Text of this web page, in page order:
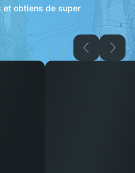
obtiens de super